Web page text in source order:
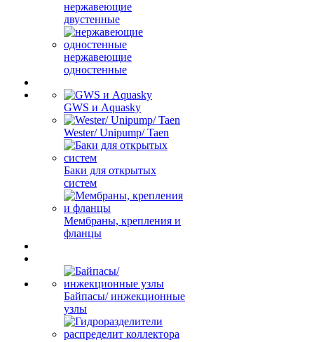
нержавеющие
двустенные
нержавеющие
одностенные
GWS и Aquasky
Wester/ Unipump/ Taen
Баки для открытых
систем
Мембраны, крепления и
фланцы
Байпасы/ инжекционные
узлы